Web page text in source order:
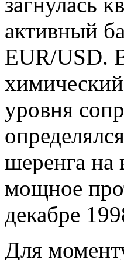
активный
EUR/USD.
уровня
шеренга на
мощное
декабре
Для